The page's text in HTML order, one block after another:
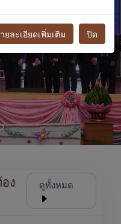
ง ดูทั้งหมด
ยละเอียดเพิ่มเติม ปิด